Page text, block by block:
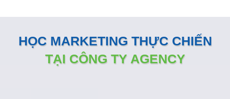
HỌC MARKETING THỰC CHIẾN
TẠI CÔNG TY AGENCY